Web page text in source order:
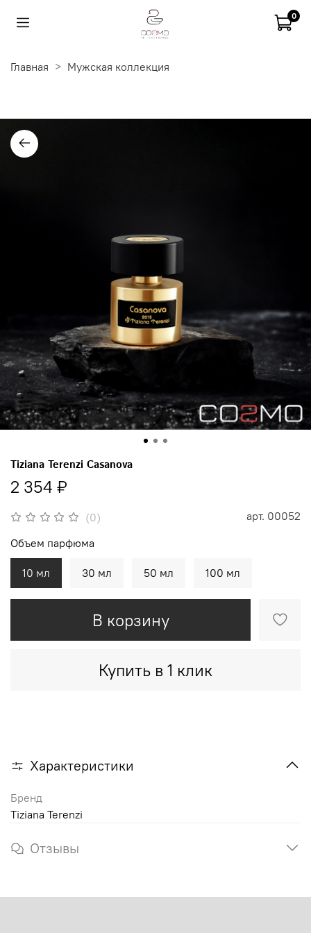
0
Главная Мужская коллекция
(0) арт. 00052
Tiziana Terenzi Casanova
2 354 ₽
В корзину
Купить в 1 клик
Объем парфюма
10 мл 30 мл 50 мл 100 мл
Характеристики
Бренд
Tiziana Terenzi
Отзывы